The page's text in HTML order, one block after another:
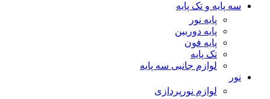
سه پایه و تک پایه
پایه نور
پایه دوربین
پایه فون
تک پایه
لوازم جانبی سه پایه
نور
لوازم نورپردازی